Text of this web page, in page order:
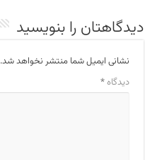
دیدگاهتان را بنویسید
نشانی ایمیل شما منتشر نخواهد شد.
دیدگاه*